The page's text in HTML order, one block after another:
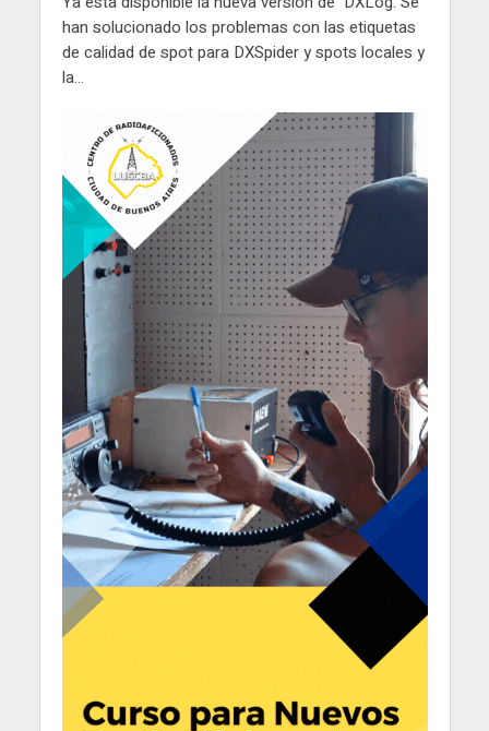
han solucionado los problemas con las etiquetas
de calidad de spot para DXSpider y spots locales y
la...